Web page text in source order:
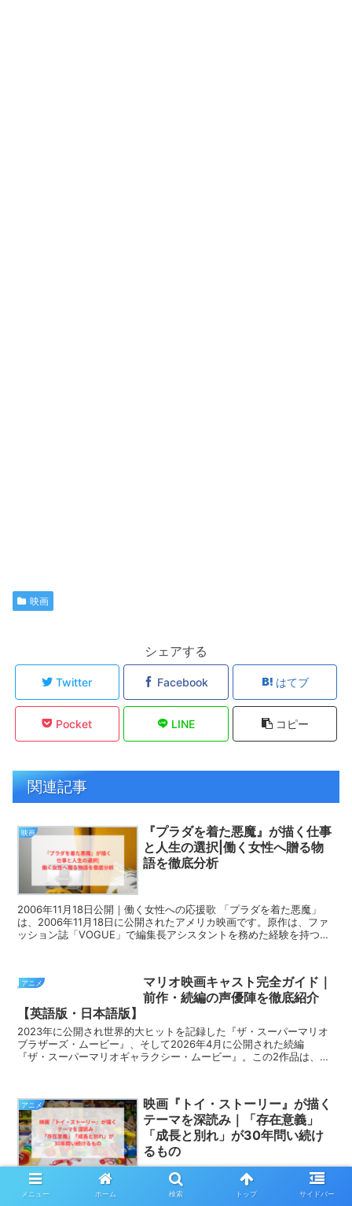
映画
シェアする
Twitter Facebook はてブ
Pocket LINE コピー
関連記事
映画
『プラダを着た悪魔』が描く仕事
と人生の選択|働く女性へ贈る物
語を徹底分析
2006年11月18日公開｜働く女性への応援歌 「プラダを着た悪魔」
は、2006年11月18日に公開されたアメリカ映画です。原作は、ファ
ッション誌「VOGUE」で編集長アシスタントを務めた経験を持つロ
アニメ
マリオ映画キャスト完全ガイド｜
前作・続編の声優陣を徹底紹介
【英語版・日本語版】
2023年に公開され世界的大ヒットを記録した『ザ・スーパーマリオ
ブラザーズ・ムービー』、そして2026年4月に公開された続編
『ザ・スーパーマリオギャラクシー・ムービー』。この2作品は、ニ
アニメ
映画『トイ・ストーリー』が描く
テーマを深読み｜「存在意義」
「成長と別れ」が30年問い続け
るもの
映画『トイ・ストーリー』が描くテーマを深読み｜「存在意義」「成
長と別れ」が30年問い続けるもの 「トイ・ストーリー」シリーズ
メニュー ホーム 検索 トップ サイドバー